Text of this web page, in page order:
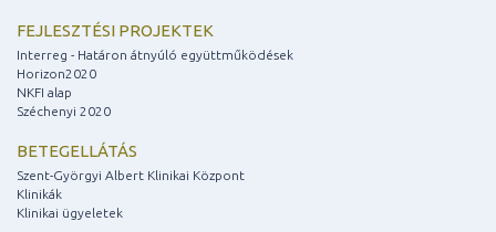
FEJLESZTÉSI PROJEKTEK
Interreg - Határon átnyúló együttműködések
Horizon2020
NKFI alap
Széchenyi 2020
BETEGELLÁTÁS
Szent-Györgyi Albert Klinikai Központ
Klinikák
Klinikai ügyeletek